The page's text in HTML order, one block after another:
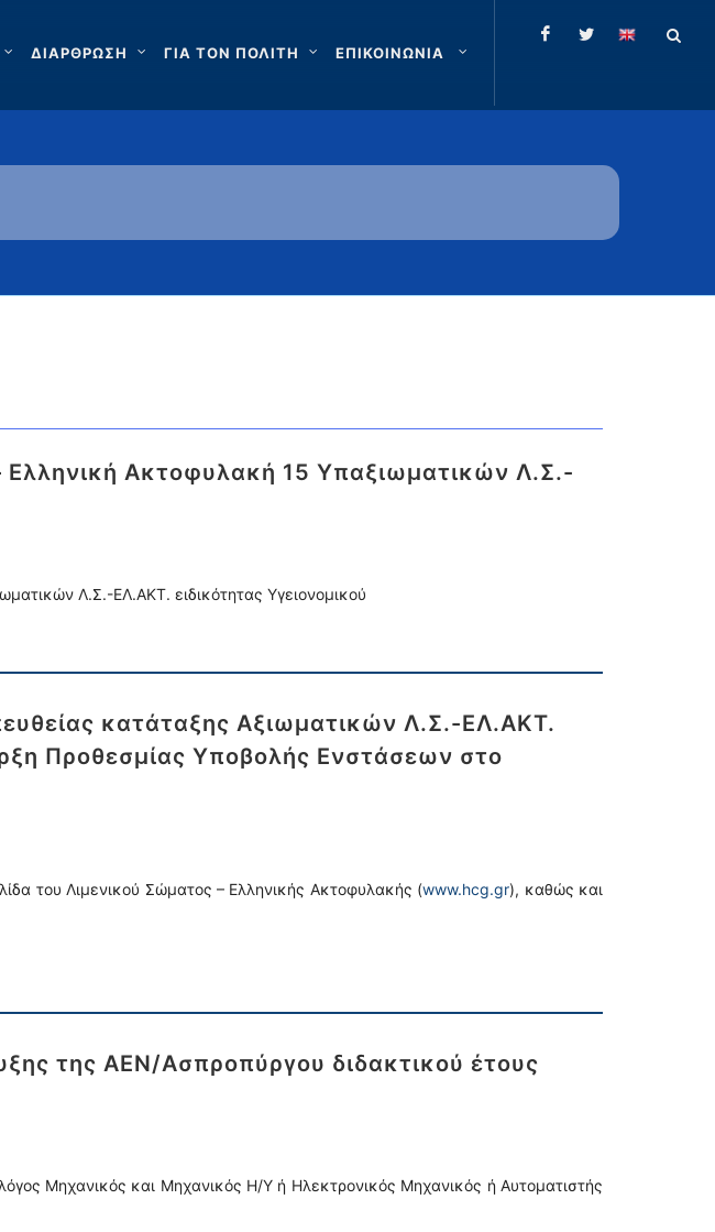
ΔΙΑΡΘΡΩΣΗ ΓΙΑ ΤΟΝ ΠΟΛΙΤΗ ΕΠΙΚΟΙΝΩΝΙΑ
Ακτοφυλακή 15 Υπαξιωματικών Λ.Σ.-
Λ.Σ.-ΕΛ.ΑΚΤ. ειδικότητας Υγειονομικού
κατάταξης Αξιωματικών Λ.Σ.-ΕΛ.ΑΚΤ.
Προθεσμίας Υποβολής Ενστάσεων στο
του Λιμενικού Σώματος – Ελληνικής Ακτοφυλακής (www.hcg.gr), καθώς και
της ΑΕΝ/Ασπροπύργου διδακτικού έτους
Μηχανικός και Μηχανικός Η/Υ ή Ηλεκτρονικός Μηχανικός ή Αυτοματιστής